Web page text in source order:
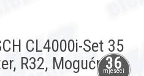
36
mjeseci
CL4000i-Set 35
R32, Mogućnost